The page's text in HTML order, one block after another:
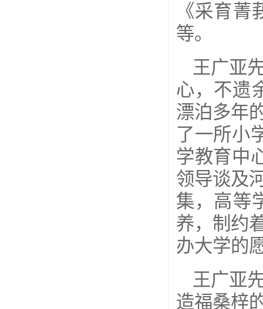
《采育
等。
王广亚
心，不遗
漂泊多年
了一所小
学教育中
领导谈及
集，高等
养，制约
办大学的
王广亚
造福桑梓